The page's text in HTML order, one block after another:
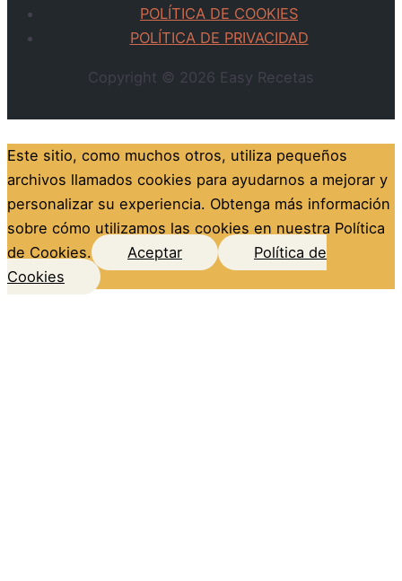
POLÍTICA DE COOKIES
POLÍTICA DE PRIVACIDAD
Copyright © 2026 Easy Recetas
Este sitio, como muchos otros, utiliza pequeños
archivos llamados cookies para ayudarnos a mejorar y
personalizar su experiencia. Obtenga más información
sobre cómo utilizamos las cookies en nuestra Política
de Cookies.
Aceptar
Política de
Cookies